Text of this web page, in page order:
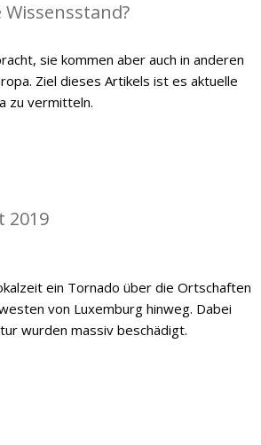
sie kommen aber auch in anderen
Ziel dieses Artikels ist es aktuelle
zu vermitteln.
2019
ein Tornado über die Ortschaften
von Luxemburg hinweg. Dabei
wurden massiv beschädigt.